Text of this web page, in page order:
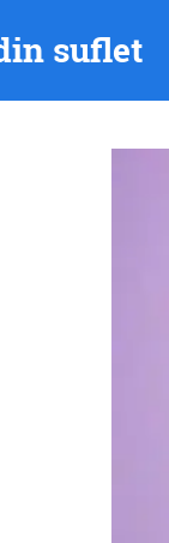
suflet